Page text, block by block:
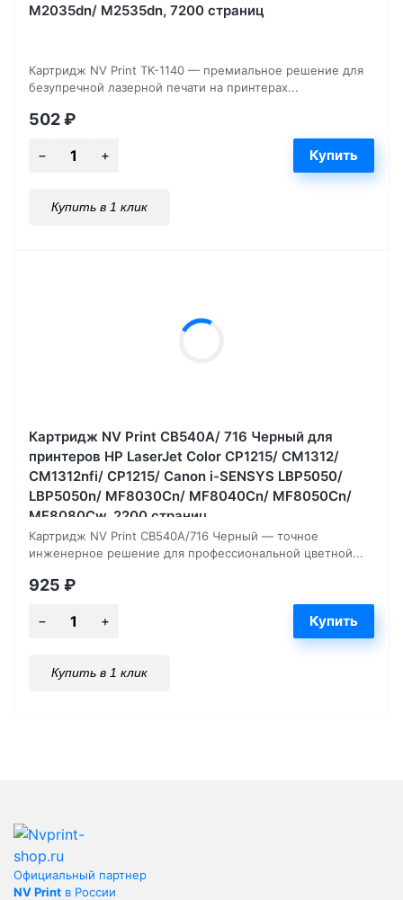
M2035dn/ M2535dn, 7200 страниц
Картридж NV Print TK-1140 — премиальное решение для
безупречной лазерной печати на принтерах...
502₽
Купить в 1 клик
Картридж NV Print CB540A/ 716 Черный для
принтеров HP LaserJet Color CP1215/ CM1312/
CM1312nfi/ CP1215/ Canon i-SENSYS LBP5050/
LBP5050n/ MF8030Cn/ MF8040Cn/ MF8050Cn/
MF8080Cw, 2200 страниц
Картридж NV Print CB540A/716 Черный — точное
инженерное решение для профессиональной цветной...
925 ₽
Купить в 1 клик
Официальный партнер
NV Print в России